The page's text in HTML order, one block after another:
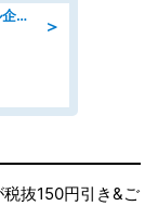
＞
09月開始/「土日祝休み」グローバル企業での産業保健のお仕事/保健師/高時給/残業なし/服装自由
税抜150円引き&ご